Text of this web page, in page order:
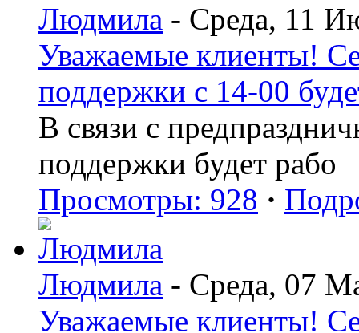
Людмила - Среда, 11
Уважаемые клиенты!
поддержки с 14-00
В связи с
поддержки будет рабо
Просмотры: 928 ·
Людмила - Среда, 07
Уважаемые клиенты!